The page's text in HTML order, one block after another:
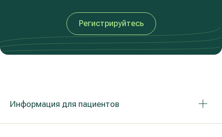
Регистрируйтесь
Информация для пациентов